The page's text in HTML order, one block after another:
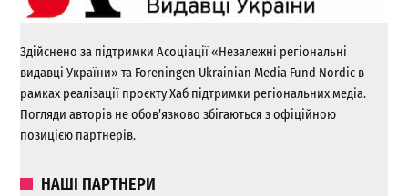
Здійснено за підтримки Асоціації «Незалежні регіональні
видавці України» та Foreningen Ukrainian Media Fund Nordic в
рамках реалізації проєкту Хаб підтримки регіональних медіа.
Погляди авторів не обов’язково збігаються з офіційною
позицією партнерів.
НАШІ ПАРТНЕРИ